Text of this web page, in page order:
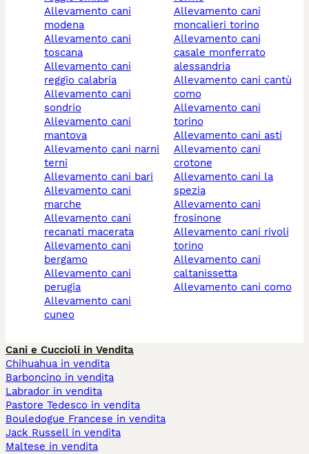
allevamento cani
modena
allevamento cani
toscana
allevamento cani
reggio calabria
allevamento cani
sondrio
allevamento cani
mantova
allevamento cani narni
terni
allevamento cani bari
allevamento cani
marche
allevamento cani
recanati macerata
allevamento cani
bergamo
allevamento cani
perugia
allevamento cani
cuneo
allevamento cani
moncalieri torino
allevamento cani
casale monferrato
alessandria
allevamento cani cantù
como
allevamento cani
torino
allevamento cani asti
allevamento cani
crotone
allevamento cani la
spezia
allevamento cani
frosinone
allevamento cani rivoli
torino
allevamento cani
caltanissetta
allevamento cani como
Cani e Cuccioli in Vendita
Chihuahua in vendita
Barboncino in vendita
Labrador in vendita
Pastore Tedesco in vendita
Bouledogue Francese in vendita
Jack Russell in vendita
Maltese in vendita